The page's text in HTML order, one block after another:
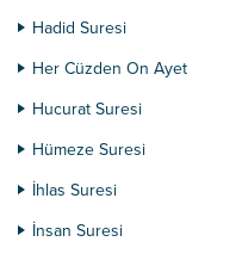
Hadid Suresi
Her Cüzden On Ayet
Hucurat Suresi
Hümeze Suresi
İhlas Suresi
İnsan Suresi